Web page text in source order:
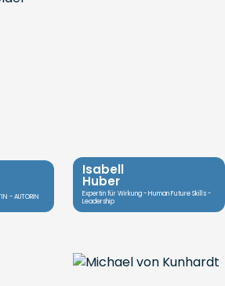
- AUTORIN
Isabell
Huber
Expertin für Wirkung - Human Future Skills -
Leadership